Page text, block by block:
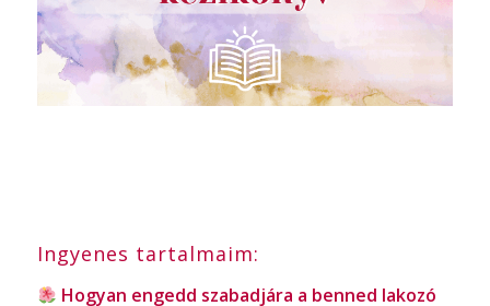
Ingyenes tartalmaim:
Hogyan engedd szabadjára a benned lakozó